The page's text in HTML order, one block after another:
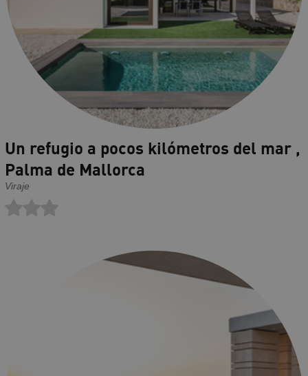
Un refugio a pocos kilómetros del mar ,
Palma de Mallorca
Viraje